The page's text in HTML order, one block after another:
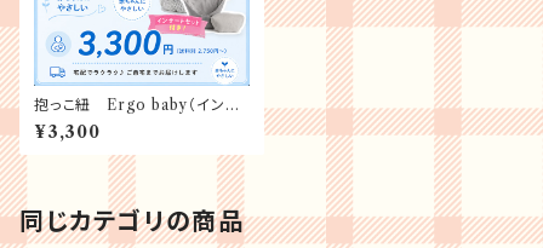
抱っこ紐 Ergo baby（インサ
ートセット）クリーニング
¥3,300
同じカテゴリの商品